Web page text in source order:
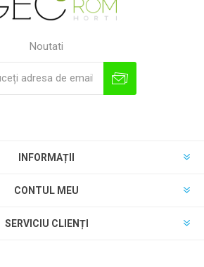
Noutati
INFORMAȚII
CONTUL MEU
SERVICIU CLIENȚI